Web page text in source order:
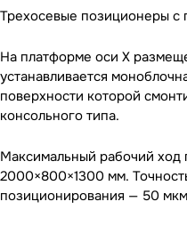
Трехосевые позиционеры
На платформе оси X
устанавливается
поверхности которой
консольного типа.
Максимальный рабочий ход
2000×800×1300 мм.
позиционирования — 50 мкм